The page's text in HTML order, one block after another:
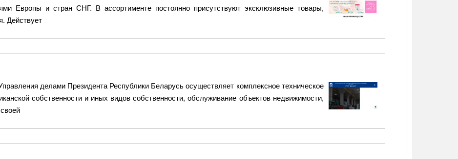
Европы и стран СНГ. В ассортименте постоянно присутствуют эксклюзивные товары,
Действует
делами Президента Республики Беларусь осуществляет комплексное техническое
собственности и иных видов собственности, обслуживание объектов недвижимости,